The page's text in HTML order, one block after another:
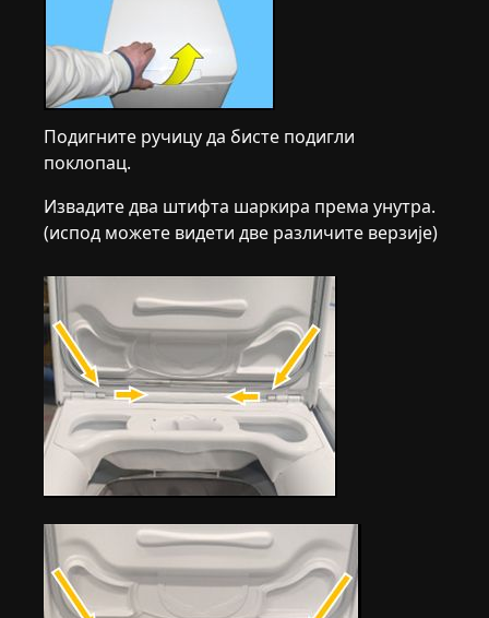
Подигните ручицу да бисте подигли
поклопац.
Извадите два штифта шаркира према унутра.
(испод можете видети две различите верзије)